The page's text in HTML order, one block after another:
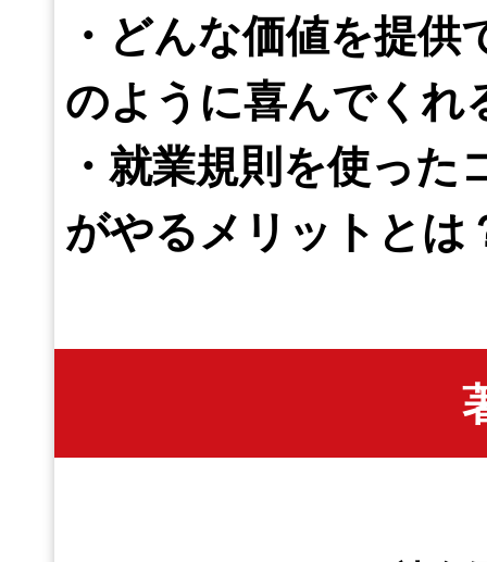
・どんな価値を提
のように喜んでくれ
・就業規則を使っ
がやるメリットと